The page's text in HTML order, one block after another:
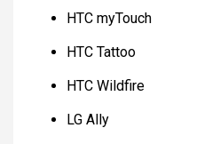
HTC myTouch
HTC Tattoo
HTC Wildfire
LG Ally